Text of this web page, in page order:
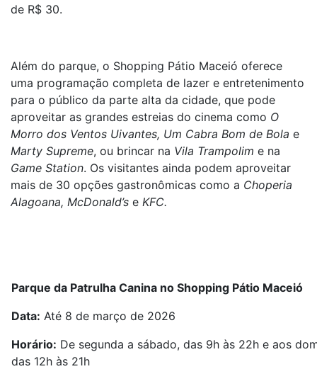
de R$ 30.
Além do parque, o Shopping Pátio Maceió oferece
uma programação completa de lazer e entretenimento
para o público da parte alta da cidade, que pode
aproveitar as grandes estreias do cinema como O
Morro dos Ventos Uivantes, Um Cabra Bom de Bola e
Marty Supreme, ou brincar na Vila Trampolim e na
Game Station. Os visitantes ainda podem aproveitar
mais de 30 opções gastronômicas como a Choperia
Alagoana, McDonald’s e KFC.
Parque da Patrulha Canina no Shopping Pátio Maceió
Data: Até 8 de março de 2026
Horário: De segunda a sábado, das 9h às 22h e aos
das 12h às 21h